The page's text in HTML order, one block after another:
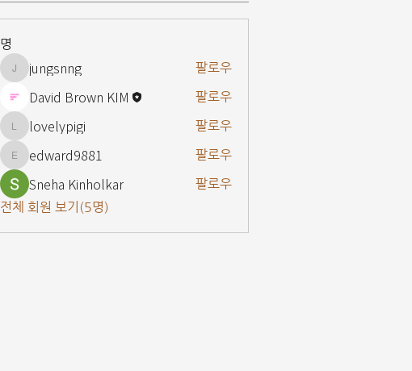
명
jungsnng
jungsnng 팔로우
David Brown KIM 팔로우
lovelypigi
lovelypigi 팔로우
edward9881
edward9881 팔로우
Sneha Kinholkar
팔로우
전체 회원 보기(5명)